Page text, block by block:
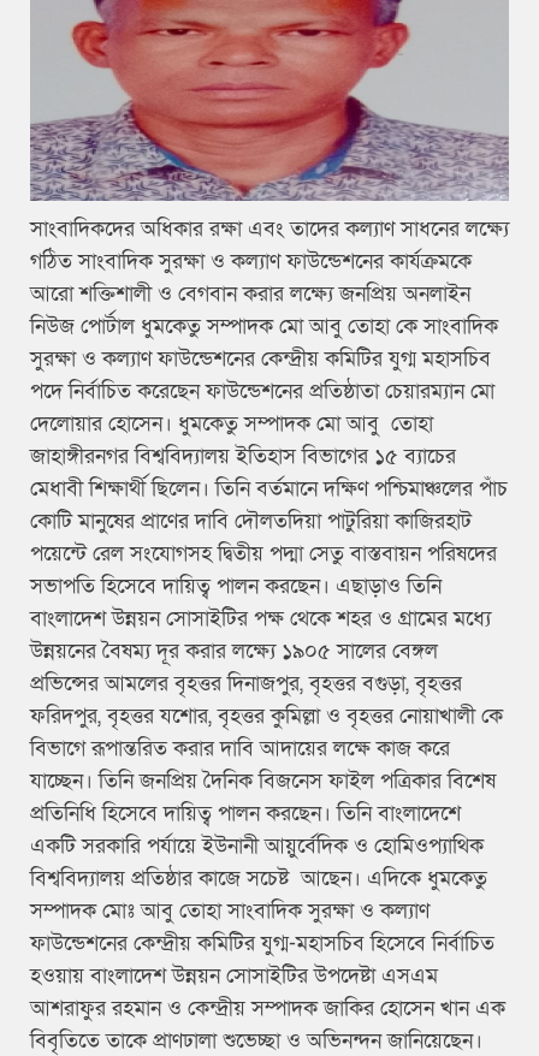
সাংবাদিকদের অধিকার রক্ষা এবং তাদের কল্যাণ সাধনের লক্ষ্যে
গঠিত সাংবাদিক সুরক্ষা ও কল্যাণ ফাউন্ডেশনের কার্যক্রমকে
আরো শক্তিশালী ও বেগবান করার লক্ষ্যে জনপ্রিয় অনলাইন
নিউজ পোর্টাল ধুমকেতু সম্পাদক মো আবু তোহা কে সাংবাদিক
সুরক্ষা ও কল্যাণ ফাউন্ডেশনের কেন্দ্রীয় কমিটির যুগ্ম মহাসচিব
পদে নির্বাচিত করেছেন ফাউন্ডেশনের প্রতিষ্ঠাতা চেয়ারম্যান মো
দেলোয়ার হোসেন। ধুমকেতু সম্পাদক মো আবু তোহা
জাহাঙ্গীরনগর বিশ্ববিদ্যালয় ইতিহাস বিভাগের ১৫ ব্যাচের
মেধাবী শিক্ষার্থী ছিলেন। তিনি বর্তমানে দক্ষিণ পশ্চিমাঞ্চলের পাঁচ
কোটি মানুষের প্রাণের দাবি দৌলতদিয়া পাটুরিয়া কাজিরহাট
পয়েন্টে রেল সংযোগসহ দ্বিতীয় পদ্মা সেতু বাস্তবায়ন পরিষদের
সভাপতি হিসেবে দায়িত্ব পালন করছেন। এছাড়াও তিনি
বাংলাদেশ উন্নয়ন সোসাইটির পক্ষ থেকে শহর ও গ্রামের মধ্যে
উন্নয়নের বৈষম্য দূর করার লক্ষ্যে ১৯০৫ সালের বেঙ্গল
প্রভিন্সের আমলের বৃহত্তর দিনাজপুর, বৃহত্তর বগুড়া, বৃহত্তর
ফরিদপুর, বৃহত্তর যশোর, বৃহত্তর কুমিল্লা ও বৃহত্তর নোয়াখালী কে
বিভাগে রূপান্তরিত করার দাবি আদায়ের লক্ষে কাজ করে
যাচ্ছেন। তিনি জনপ্রিয় দৈনিক বিজনেস ফাইল পত্রিকার বিশেষ
প্রতিনিধি হিসেবে দায়িত্ব পালন করছেন। তিনি বাংলাদেশে
একটি সরকারি পর্যায়ে ইউনানী আয়ুর্বেদিক ও হোমিওপ্যাথিক
বিশ্ববিদ্যালয় প্রতিষ্ঠার কাজে সচেষ্ট আছেন। এদিকে ধুমকেতু
সম্পাদক মোঃ আবু তোহা সাংবাদিক সুরক্ষা ও কল্যাণ
ফাউন্ডেশনের কেন্দ্রীয় কমিটির যুগ্ম-মহাসচিব হিসেবে নির্বাচিত
হওয়ায় বাংলাদেশ উন্নয়ন সোসাইটির উপদেষ্টা এসএম
আশরাফুর রহমান ও কেন্দ্রীয় সম্পাদক জাকির হোসেন খান এক
বিবৃতিতে তাকে প্রাণঢালা শুভেচ্ছা ও অভিনন্দন জানিয়েছেন।